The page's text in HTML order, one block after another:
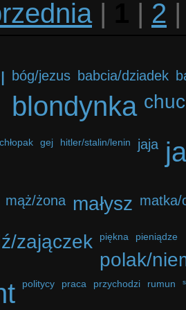
| | 2
bóg/jezus babcia/dziadek
blondynka
gej hitler/stalin/lenin jaja
mąż/żona małysz matka/
zajączek piękna pieniądze
polak/
politycy praca przychodzi rumun